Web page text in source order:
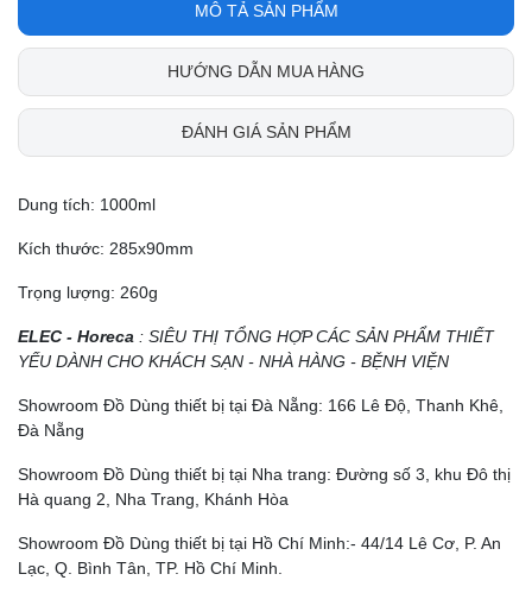
MÔ TẢ SẢN PHẨM
HƯỚNG DẪN MUA HÀNG
ĐÁNH GIÁ SẢN PHẨM
Dung tích: 1000ml
Kích thước: 285x90mm
Trọng lượng: 260g
ELEC - Horeca : SIÊU THỊ TỔNG HỢP CÁC SẢN PHẨM THIẾT
YẾU DÀNH CHO KHÁCH SẠN - NHÀ HÀNG - BỆNH VIỆN
Showroom Đồ Dùng thiết bị tại Đà Nẵng: 166 Lê Độ, Thanh Khê,
Đà Nẵng
Showroom Đồ Dùng thiết bị tại Nha trang: Đường số 3, khu Đô thị
Hà quang 2, Nha Trang, Khánh Hòa
Showroom Đồ Dùng thiết bị tại Hồ Chí Minh:- 44/14 Lê Cơ, P. An
Lạc, Q. Bình Tân, TP. Hồ Chí Minh.